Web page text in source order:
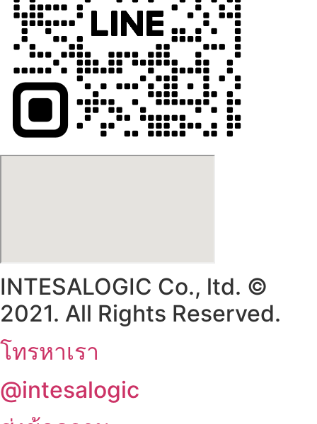
INTESALOGIC Co., ltd. ©
2021. All Rights Reserved.
โทรหาเรา
@intesalogic